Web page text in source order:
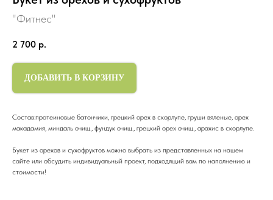
"Фитнес"
2 700 р.
ДОБАВИТЬ В КОРЗИНУ
Состав:протеиновые батончики, грецкий орех в скорлупе, груши вяленые, орех
макадамия, миндаль очищ., фундук очищ., грецкий орех очищ., арахис в скорлупе.
Букет из орехов и сухофруктов можно выбрать из представленных на нашем
сайте или обсудить индивидуальный проект, подходящий вам по наполнению и
стоимости!